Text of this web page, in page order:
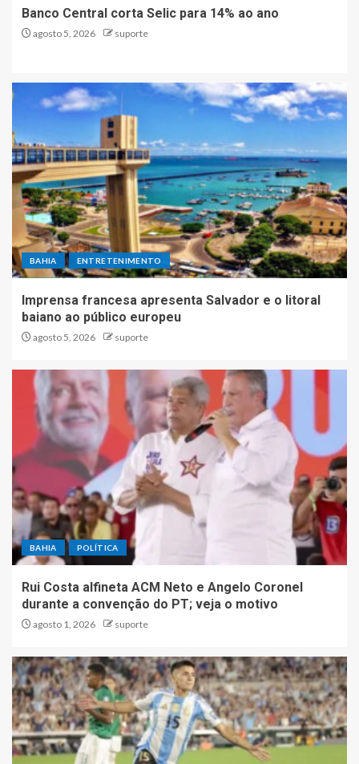
Banco Central corta Selic para 14% ao ano
agosto 5, 2026 suporte
BAHIA ENTRETENIMENTO
Imprensa francesa apresenta Salvador e o litoral
baiano ao público europeu
agosto 5, 2026 suporte
BAHIA POLÍTICA
Rui Costa alfineta ACM Neto e Angelo Coronel
durante a convenção do PT; veja o motivo
agosto 1, 2026 suporte